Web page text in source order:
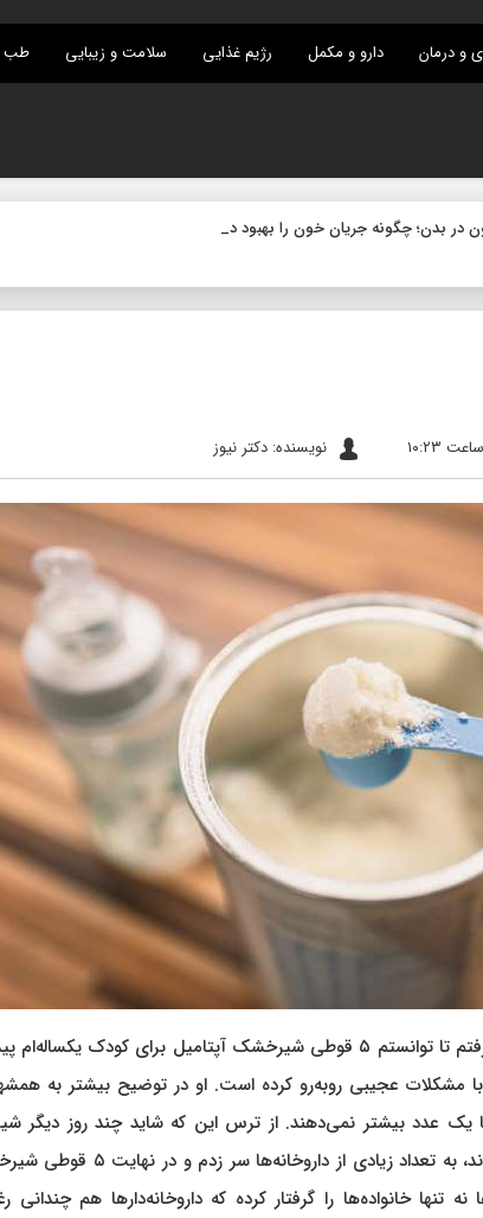
و درمان دارو و مکمل رژیم غذایی سلامت و زیبایی طب
نویسنده: دکتر نیوز
از خیابان آزادی تا توحید چیزی حدود ۱۵ تا ۲۰ داروخانه رفتم تا توانستم ۵ قوطی شیرخشک آپتامیل
عجیبی روبه‌رو کرده است. او در توضیح بیشتر به
یک عدد بیشتر نمی‌دهند. از ترس این که شاید چند روز دیگر
تقریبا از همان روزی که گفتند شیرخشک‌ها توزیع
خانواده‌ها را گرفتار کرده که داروخانه‌دارها هم چندانی